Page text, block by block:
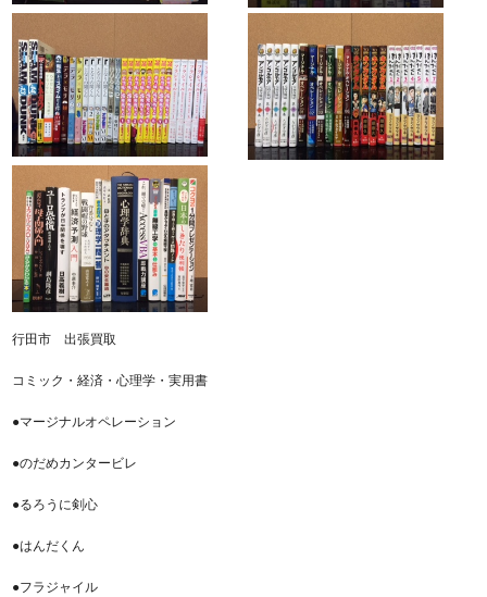
行田市 出張買取
コミック・経済・心理学・実用書
●マージナルオペレーション
●のだめカンタービレ
●るろうに剣心
●はんだくん
●フラジャイル